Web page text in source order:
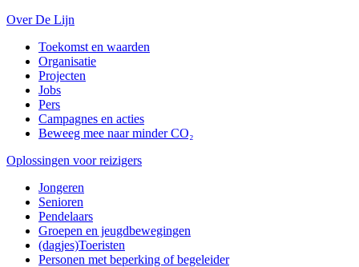
Over De Lijn
Toekomst en waarden
Organisatie
Projecten
Jobs
Pers
Campagnes en acties
Beweeg mee naar minder CO₂
Oplossingen voor reizigers
Jongeren
Senioren
Pendelaars
Groepen en jeugdbewegingen
(dagjes)Toeristen
Personen met beperking of begeleider